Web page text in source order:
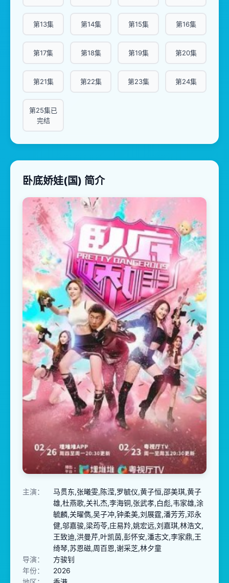
第13集 第14集 第15集 第16集
第17集 第18集 第19集 第20集
第21集 第22集 第23集 第24集
第25集已
完结
卧底娇娃(国) 简介
主演：
马贯东,张曦雯,陈滢,罗毓仪,黄子恒,邵美琪,黄子
雄,杜燕歌,关礼杰,李海铜,张武孝,白彪,韦家雄,涂
毓麟,关曜儁,吴子冲,钟柔美,刘展霆,潘芳芳,邓永
健,邬嘉骏,梁荺苓,庄易羚,姚宏远,刘嘉琪,林浩文,
王致迪,洪曼芹,叶凯茵,彭怀安,潘志文,李家鼎,王
绮琴,苏恩磁,周百恩,谢采芝,林夕童
导演：
方骏钊
年份：
2026